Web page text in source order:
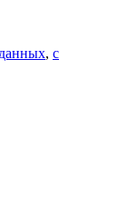
, с